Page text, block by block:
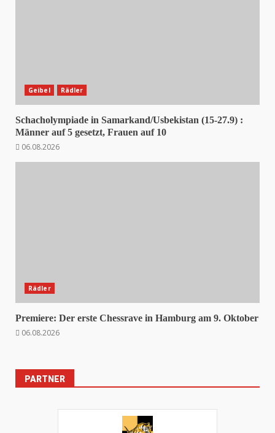
Geibel Rädler
Schacholympiade in Samarkand/Usbekistan (15-27.9) :
Männer auf 5 gesetzt, Frauen auf 10
06.08.2026
Rädler
Premiere: Der erste Chessrave in Hamburg am 9. Oktober
06.08.2026
PARTNER